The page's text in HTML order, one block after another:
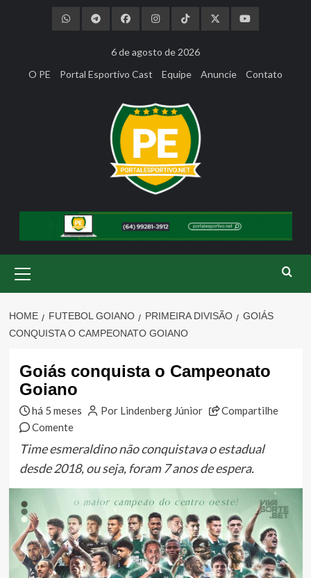
6 de agosto de 2026
O PE
Portal Esportivo Cast Equipe Anuncie Contato
Menu
HOME FUTEBOL GOIANO PRIMEIRA DIVISÃO
GOIÁS
CONQUISTA O CAMPEONATO GOIANO
Goiás conquista o Campeonato
Goiano
há 5 meses Por Lindenberg Júnior
Compartilhe
Comente
Time esmeraldino não conquistava o estadual
desde 2018, ou seja, foram 7 anos de espera.